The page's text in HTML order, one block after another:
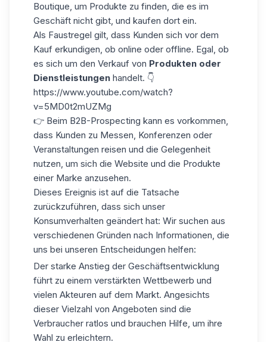
Boutique, um Produkte zu finden, die es im
Geschäft nicht gibt, und kaufen dort ein.
Als Faustregel gilt, dass Kunden sich vor dem
Kauf erkundigen, ob online oder offline. Egal, ob
es sich um den Verkauf von Produkten oder
Dienstleistungen handelt. 👇
https://www.youtube.com/watch?
v=5MD0t2mUZMg
👉 Beim B2B-Prospecting kann es vorkommen,
dass Kunden zu Messen, Konferenzen oder
Veranstaltungen reisen und die Gelegenheit
nutzen, um sich die Website und die Produkte
einer Marke anzusehen.
Dieses Ereignis ist auf die Tatsache
zurückzuführen, dass sich unser
Konsumverhalten geändert hat: Wir suchen aus
verschiedenen Gründen nach Informationen, die
uns bei unseren Entscheidungen helfen:
Der starke Anstieg der Geschäftsentwicklung
führt zu einem verstärkten Wettbewerb und
vielen Akteuren auf dem Markt. Angesichts
dieser Vielzahl von Angeboten sind die
Verbraucher ratlos und brauchen Hilfe, um ihre
Wahl zu erleichtern.